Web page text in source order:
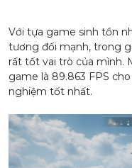
Với tựa game sinh tồn
tương đối mạnh, trong
rất tốt vai trò của mình.
game là 89.863 FPS
nghiệm tốt nhất.